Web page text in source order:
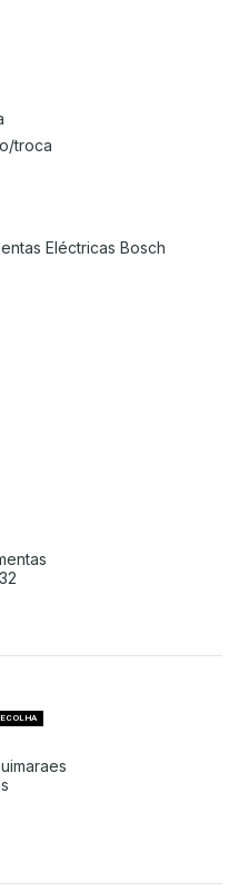
troca
Eléctricas Bosch